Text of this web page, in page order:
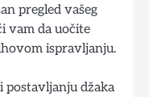
pregled vašeg
vam da uočite
ispravljanju.
postavljanju džaka